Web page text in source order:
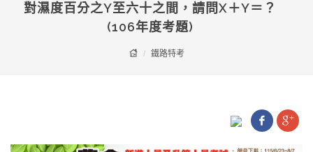
對濕度百分之Y至六十之間，請問X＋Y＝？
(106年度考題)
鐵路特考